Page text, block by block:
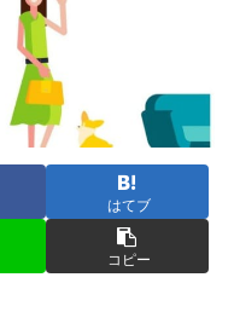
はてブ
コピー